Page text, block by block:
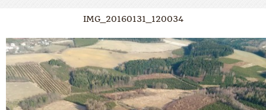
IMG_20160131_120034